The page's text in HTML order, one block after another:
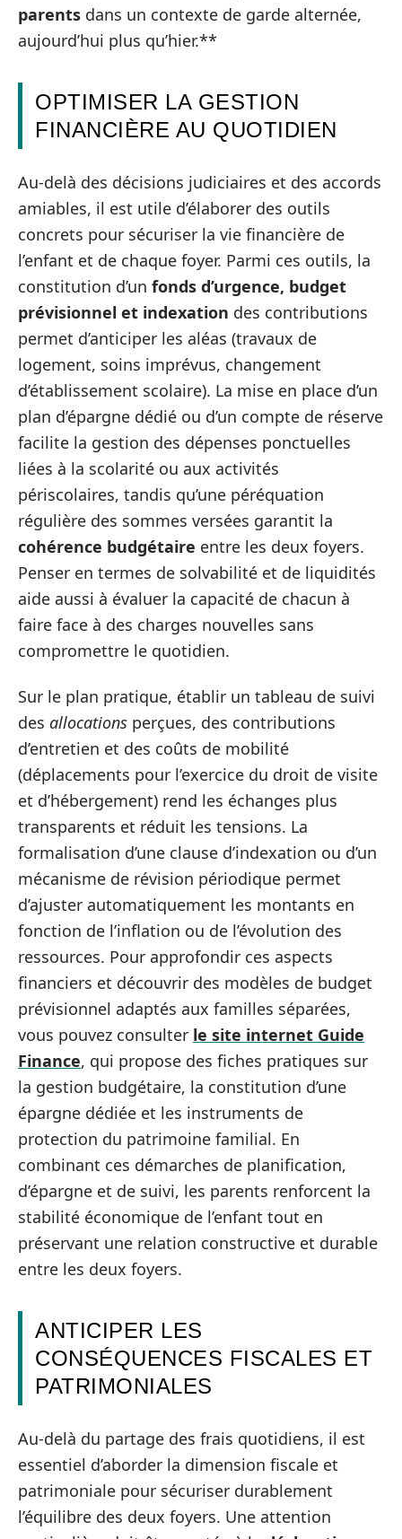
parents dans un contexte de garde alternée,
aujourd’hui plus qu’hier.**
OPTIMISER LA GESTION
FINANCIÈRE AU QUOTIDIEN
Au-delà des décisions judiciaires et des accords
amiables, il est utile d’élaborer des outils
concrets pour sécuriser la vie financière de
l’enfant et de chaque foyer. Parmi ces outils, la
constitution d’un fonds d’urgence, budget
prévisionnel et indexation des contributions
permet d’anticiper les aléas (travaux de
logement, soins imprévus, changement
d’établissement scolaire). La mise en place d’un
plan d’épargne dédié ou d’un compte de réserve
facilite la gestion des dépenses ponctuelles
liées à la scolarité ou aux activités
périscolaires, tandis qu’une péréquation
régulière des sommes versées garantit la
cohérence budgétaire entre les deux foyers.
Penser en termes de solvabilité et de liquidités
aide aussi à évaluer la capacité de chacun à
faire face à des charges nouvelles sans
compromettre le quotidien.
Sur le plan pratique, établir un tableau de suivi
des allocations perçues, des contributions
d’entretien et des coûts de mobilité
(déplacements pour l’exercice du droit de visite
et d’hébergement) rend les échanges plus
transparents et réduit les tensions. La
formalisation d’une clause d’indexation ou d’un
mécanisme de révision périodique permet
d’ajuster automatiquement les montants en
fonction de l’inflation ou de l’évolution des
ressources. Pour approfondir ces aspects
financiers et découvrir des modèles de budget
prévisionnel adaptés aux familles séparées,
vous pouvez consulter le site internet Guide
Finance, qui propose des fiches pratiques sur
la gestion budgétaire, la constitution d’une
épargne dédiée et les instruments de
protection du patrimoine familial. En
combinant ces démarches de planification,
d’épargne et de suivi, les parents renforcent la
stabilité économique de l’enfant tout en
préservant une relation constructive et durable
entre les deux foyers.
ANTICIPER LES
CONSÉQUENCES FISCALES ET
PATRIMONIALES
Au-delà du partage des frais quotidiens, il est
essentiel d’aborder la dimension fiscale et
patrimoniale pour sécuriser durablement
l’équilibre des deux foyers. Une attention